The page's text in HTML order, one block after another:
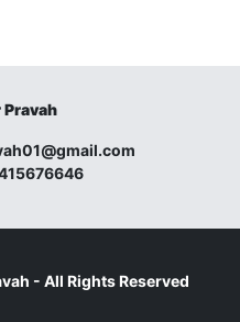
- All Rights Reserved